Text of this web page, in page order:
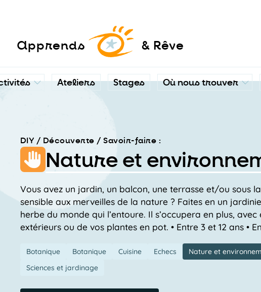
apprends & Rêve
Ateliers Stages Où nous trouver
DIY / Découverte / Savoir-faire :
Nature et
Vous avez un jardin, un balcon, une terrasse et/ou sous
sensible aux merveilles de la nature ? Faites en un
herbe du monde qui l’entoure. Il s’occupera en plus,
extérieurs ou de vos plantes en pot. • Entre 3 et 12 ans •
Botanique Botanique Cuisine Echecs Nature et
Sciences et jardinage